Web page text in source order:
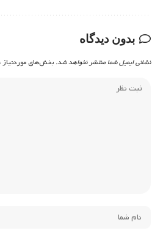
بدون دیدگاه
نشانی ایمیل شما منتشر نخواهد شد. بخش‌های موردنیاز